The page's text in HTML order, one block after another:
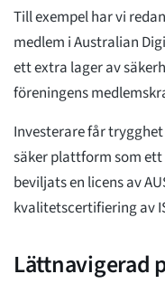
Till exempel har vi
medlem i Australian
ett extra lager av
föreningens
Investerare får
säker plattform som
beviljats en licens av
kvalitetscertifiering av
Lättnavigerad